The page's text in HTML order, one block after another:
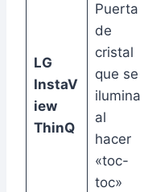
LG
InstaV
iew
ThinQ
Puerta
de
cristal
que se
ilumina
al
hacer
«toc-
toc»